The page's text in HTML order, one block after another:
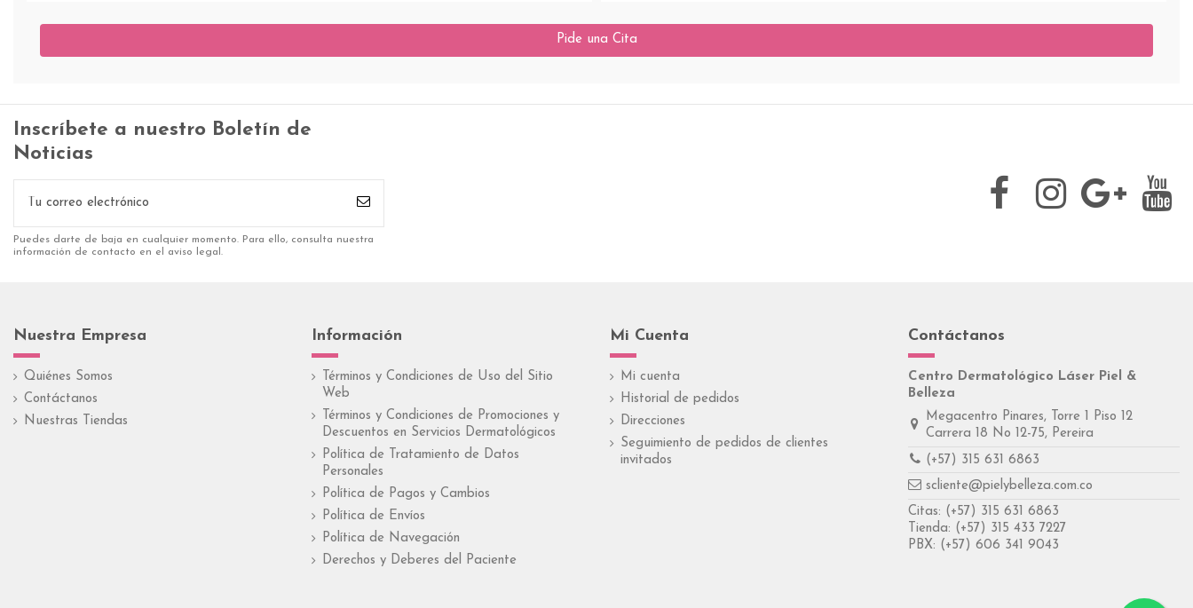
Pide una Cita
Inscríbete a nuestro Boletín de
Noticias
Puedes darte de baja en cualquier momento. Para ello, consulta nuestra
información de contacto en el aviso legal.
Nuestra Empresa
Quiénes Somos
Contáctanos
Nuestras Tiendas
Información
Términos y Condiciones de Uso del Sitio
Web
Términos y Condiciones de Promociones y
Descuentos en Servicios Dermatológicos
Política de Tratamiento de Datos
Personales
Política de Pagos y Cambios
Política de Envíos
Política de Navegación
Derechos y Deberes del Paciente
Mi Cuenta
Mi cuenta
Historial de pedidos
Direcciones
Seguimiento de pedidos de clientes
invitados
Contáctanos
Centro Dermatológico Láser Piel &
Belleza
Megacentro Pinares, Torre 1 Piso 12
Carrera 18 No 12-75, Pereira
(+57) 315 631 6863
scliente@pielybelleza.com.co
Citas: (+57) 315 631 6863
Tienda: (+57) 315 433 7227
PBX: (+57) 606 341 9043